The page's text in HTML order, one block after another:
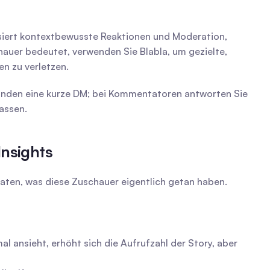
kontextbewusste Reaktionen und Moderation,
bedeutet, verwenden Sie Blabla, um gezielte,
zu verletzen.
eine kurze DM; bei Kommentatoren antworten Sie
was diese Zuschauer eigentlich getan haben.
ansieht, erhöht sich die Aufrufzahl der Story, aber